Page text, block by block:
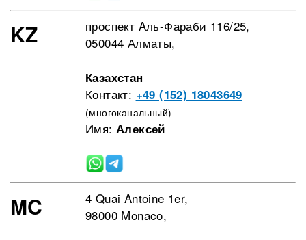
KZ
проспект Aль-Фараби 116/25,
050044 Алматы,
Казахстан
Контакт: +49 (152) 18043649
(многоканальный)
Имя: Алексей
MC
4 Quai Antoine 1er,
98000 Monaco,